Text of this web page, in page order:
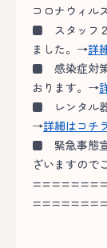
コロナウィル
■ スタッフ
ました。→詳
■ 感染症対
おります。→
■ レンタル
→詳細はコチラ
■ 緊急事態
ざいますので